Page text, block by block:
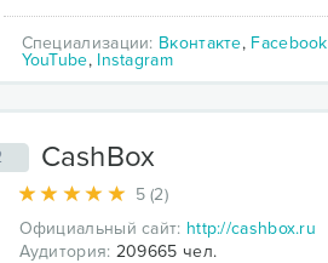
Специализации: Вконтакте, Facebook
YouTube, Instagram
CashBox
5 (2)
Официальный сайт: http://cashbox.ru
Аудитория: 209665 чел.